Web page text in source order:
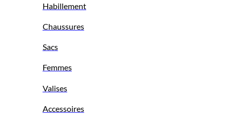
Habillement
Chaussures
Sacs
Femmes
Valises
Accessoires